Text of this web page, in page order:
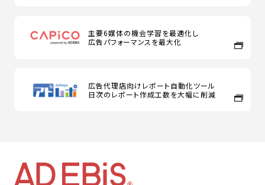
主要6媒体の機会学習を最適化し
広告パフォーマンスを最大化
広告代理店向けレポート自動化ツール
日次のレポート作成工数を大幅に削減